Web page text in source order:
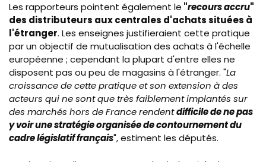
Les rapporteurs pointent également le "recours accru"
des distributeurs aux centrales d'achats situées à
l'étranger. Les enseignes justifieraient cette pratique
par un objectif de mutualisation des achats à l'échelle
européenne ; cependant la plupart d'entre elles ne
disposent pas ou peu de magasins à l'étranger. "La
croissance de cette pratique et son extension à des
acteurs qui ne sont que très faiblement implantés sur
des marchés hors de France rendentdifficile de ne pas
y voir une stratégie organisée de contournement du
cadre législatif français", estiment les députés.